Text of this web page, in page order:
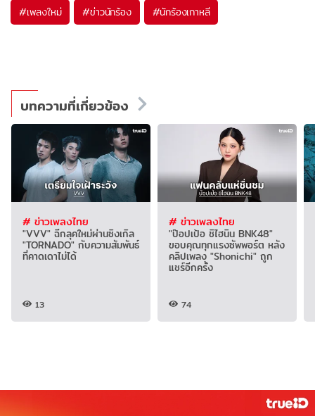
#เพลงใหม่ #ข่าวนักร้อง #นักร้องเกาหลี
บทความที่เกี่ยวข้อง
# ข่าวเพลงไทย
"VVV" ฉีกลุคใหม่ผ่านซิงเกิล
"TORNADO" กับความสัมพันธ์
ที่คาดเดาไม่ได้
13
# ข่าวเพลงไทย
"ป๊อปเป้อ ชิไฮนิน BNK48"
ขอบคุณทุกแรงซัพพอร์ต หลัง
คลิปเพลง "Shonichi" ถูก
แชร์อีกครั้ง
74